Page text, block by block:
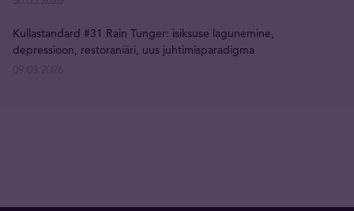
Kullastandard #31 Rain Tunger: isiksuse lagunemine,
depressioon, restoraniäri, uus juhtimisparadigma